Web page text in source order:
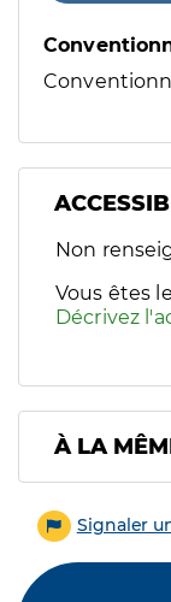
Filtres
Sélectionnez
Non
Vous êtes
Décrivez
À LA
Signaler